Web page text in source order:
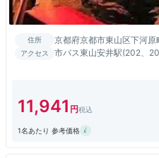
住所 京都府京都市東山区下河
アクセス
市バス東山安井駅(202、
11,941
1名あたり 参考価格